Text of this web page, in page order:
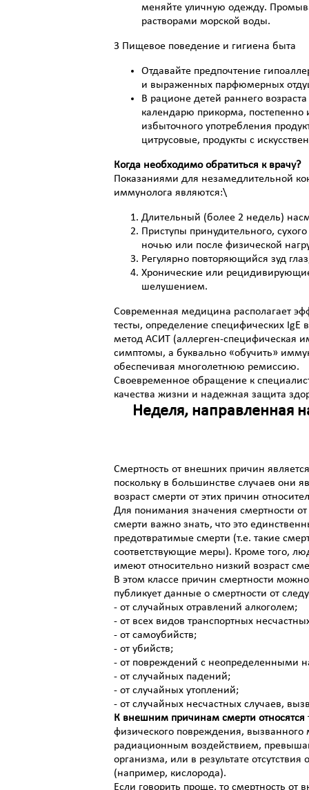
меняйте уличную одежду.
растворами морской воды.
3 Пищевое поведение и гигиена быта
Отдавайте предпочтение
и выраженных парфюмерных
В рационе детей раннего
календарю прикорма, постепенно
избыточного употребления
цитрусовые, продукты с
Когда необходимо обратиться к врачу?
Показаниями для незамедлительной
иммунолога являются:\
Длительный (более 2 недель)
Приступы принудительного,
ночью или после физической
Регулярно повторяющийся зуд
Хронические или
шелушением.
Современная медицина располагает
тесты, определение специфических IgE
метод АСИТ (аллерген-специфическая
симптомы, а буквально «обучить»
обеспечивая многолетнюю ремиссию.
Своевременное обращение к
качества жизни и надежная защита
Неделя, направленная
Смертность от внешних причин
поскольку в большинстве случаев они
возраст смерти от этих причин
Для понимания значения смертности
смерти важно знать, что это
предотвратимые смерти (т.е. такие
соответствующие меры). Кроме того,
имеют относительно низкий возраст
В этом классе причин смертности
публикует данные о смертности от
- от случайных отравлений алкоголем;
- от всех видов транспортных
- от самоубийств;
- от убийств;
- от повреждений с неопределенными
- от случайных падений;
- от случайных утоплений;
- от случайных несчастных случаев,
К внешним причинам смерти относятся
физического повреждения,
радиационным воздействием,
организма, или в результате
(например, кислорода).
Если говорить проще, то смертность